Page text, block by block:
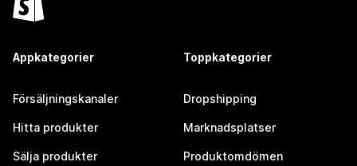
Appkategorier
Försäljningskanaler
Hitta produkter
Sälja produkter
Toppkategorier
Dropshipping
Marknadsplatser
Produktomdömen